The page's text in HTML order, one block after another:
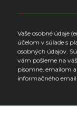
Vaše osobné údaje
účelom v súlade s
osobných údajov.
vám pošleme na
písomne, emailom
informačného